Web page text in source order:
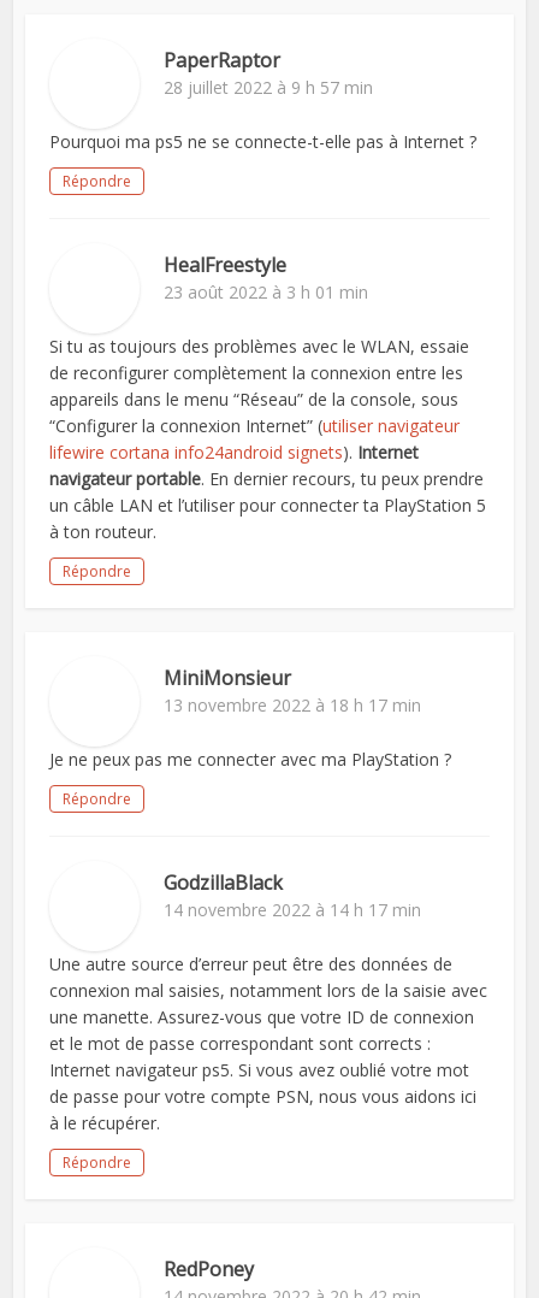
PaperRaptor
28 juillet 2022 à 9 h 57 min
Pourquoi ma ps5 ne se connecte-t-elle pas à Internet ?
Répondre
HealFreestyle
23 août 2022 à 3 h 01 min
Si tu as toujours des problèmes avec le WLAN, essaie
de reconfigurer complètement la connexion entre les
appareils dans le menu “Réseau” de la console, sous
“Configurer la connexion Internet” (utiliser navigateur
lifewire cortana info24android signets). Internet
navigateur portable. En dernier recours, tu peux prendre
un câble LAN et l’utiliser pour connecter ta PlayStation 5
à ton routeur.
Répondre
MiniMonsieur
13 novembre 2022 à 18 h 17 min
Je ne peux pas me connecter avec ma PlayStation ?
Répondre
GodzillaBlack
14 novembre 2022 à 14 h 17 min
Une autre source d’erreur peut être des données de
connexion mal saisies, notamment lors de la saisie avec
une manette. Assurez-vous que votre ID de connexion
et le mot de passe correspondant sont corrects :
Internet navigateur ps5. Si vous avez oublié votre mot
de passe pour votre compte PSN, nous vous aidons ici
à le récupérer.
Répondre
RedPoney